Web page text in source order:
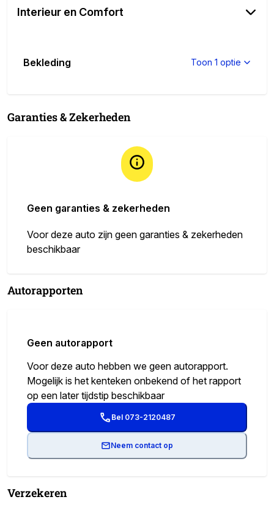
Interieur en Comfort
Bekleding Toon 1 optie
Garanties & Zekerheden
Geen garanties & zekerheden
Voor deze auto zijn geen garanties & zekerheden
beschikbaar
Autorapporten
Geen autorapport
Voor deze auto hebben we geen autorapport.
Mogelijk is het kenteken onbekend of het rapport
op een later tijdstip beschikbaar
Bel 073-2120487
Neem contact op
Verzekeren